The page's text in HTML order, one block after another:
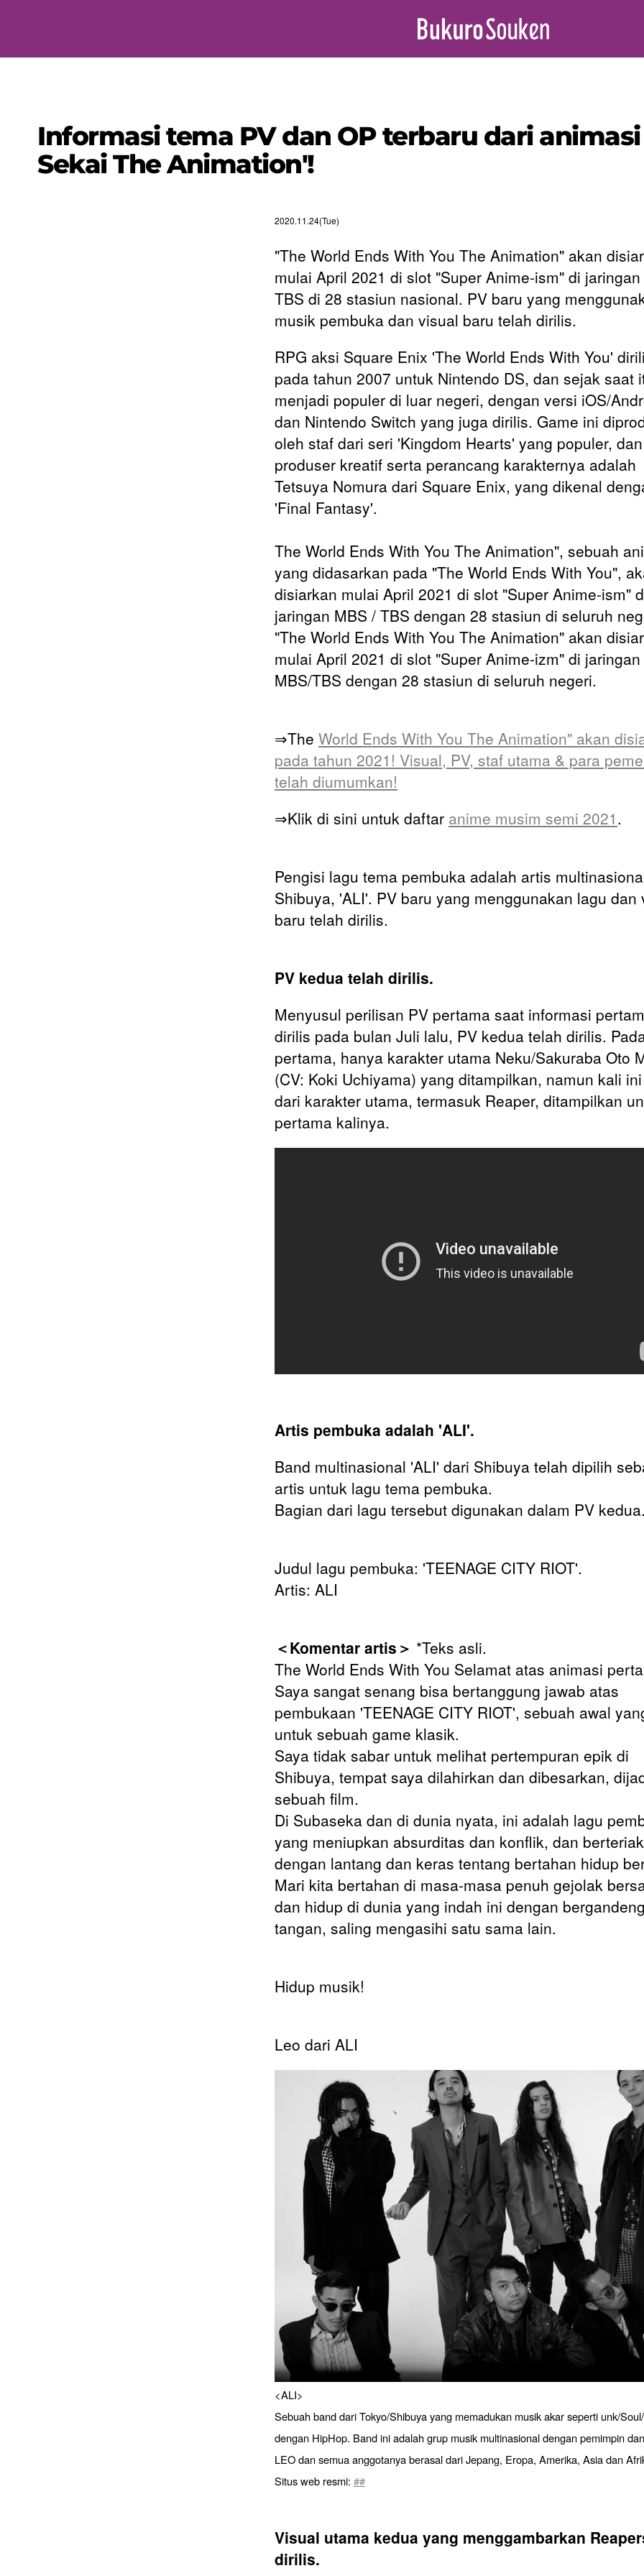
Informasi tema PV dan OP terbaru dari
Sekai The Animation'!
2020.11.24(Tue)
"The World Ends With You The Animation" akan
mulai April 2021 di slot "Super Anime-ism" di
TBS di 28 stasiun nasional. PV baru yang
musik pembuka dan visual baru telah dirilis.
RPG aksi Square Enix 'The World Ends With You'
pada tahun 2007 untuk Nintendo DS, dan sejak saat
menjadi populer di luar negeri, dengan versi iOS/
dan Nintendo Switch yang juga dirilis. Game ini
oleh staf dari seri 'Kingdom Hearts' yang populer, dan
produser kreatif serta perancang karakternya adalah
Tetsuya Nomura dari Square Enix, yang dikenal
'Final Fantasy'.
The World Ends With You The Animation", sebuah
yang didasarkan pada "The World Ends With You",
disiarkan mulai April 2021 di slot "Super Anime-ism"
jaringan MBS / TBS dengan 28 stasiun di seluruh
"The World Ends With You The Animation" akan
mulai April 2021 di slot "Super Anime-izm" di jaringan
MBS/TBS dengan 28 stasiun di seluruh negeri.
⇒The World Ends With You The Animation" akan
pada tahun 2021! Visual, PV, staf utama & para
telah diumumkan!
⇒Klik di sini untuk daftar anime musim semi 2021.
Pengisi lagu tema pembuka adalah artis
Shibuya, 'ALI'. PV baru yang menggunakan lagu dan
baru telah dirilis.
PV kedua telah dirilis.
Menyusul perilisan PV pertama saat informasi
dirilis pada bulan Juli lalu, PV kedua telah dirilis.
pertama, hanya karakter utama Neku/Sakuraba Oto
(CV: Koki Uchiyama) yang ditampilkan, namun kali
dari karakter utama, termasuk Reaper, ditampilkan
pertama kalinya.
Artis pembuka adalah 'ALI'.
Band multinasional 'ALI' dari Shibuya telah dipilih
artis untuk lagu tema pembuka.
Bagian dari lagu tersebut digunakan dalam PV kedua.
Judul lagu pembuka: 'TEENAGE CITY RIOT'.
Artis: ALI
＜Komentar artis＞ *Teks asli.
The World Ends With You Selamat atas animasi
Saya sangat senang bisa bertanggung jawab atas
pembukaan 'TEENAGE CITY RIOT', sebuah awal
untuk sebuah game klasik.
Saya tidak sabar untuk melihat pertempuran epik di
Shibuya, tempat saya dilahirkan dan dibesarkan,
sebuah film.
Di Subaseka dan di dunia nyata, ini adalah lagu
yang meniupkan absurditas dan konflik, dan berteriak
dengan lantang dan keras tentang bertahan hidup
Mari kita bertahan di masa-masa penuh gejolak
dan hidup di dunia yang indah ini dengan
tangan, saling mengasihi satu sama lain.
Hidup musik!
Leo dari ALI
<ALI>
Sebuah band dari Tokyo/Shibuya yang memadukan musik akar seperti unk/
dengan HipHop. Band ini adalah grup musik multinasional dengan pemimpin
LEO dan semua anggotanya berasal dari Jepang, Eropa, Amerika, Asia dan
Situs web resmi: ##
Visual utama kedua yang menggambarkan
dirilis.